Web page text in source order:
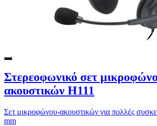
Στερεοφωνικό σετ
ακουστικών H111
Σετ μικροφώνου-ακουστικών για πολλές
mm